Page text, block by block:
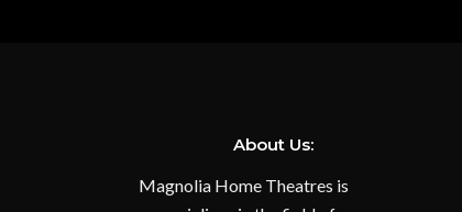
About Us:
Magnolia Home Theatres is